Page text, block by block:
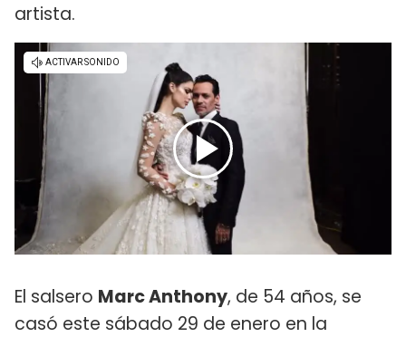
artista.
El salsero Marc Anthony, de 54 años, se
casó este sábado 29 de enero en la